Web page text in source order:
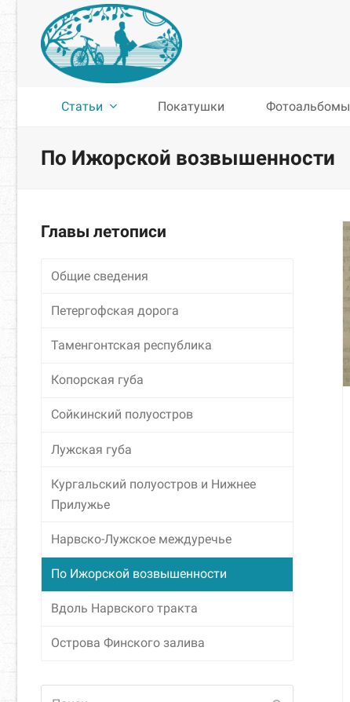
Статьи Покатушки Фотоальбомы
По Ижорской возвышенности
Главы летописи
Общие сведения
Петергофская дорога
Таменгонтская республика
Копорская губа
Сойкинский полуостров
Лужская губа
Кургальский полуостров и Нижнее
Прилужье
Нарвско-Лужское междуречье
По Ижорской возвышенности
Вдоль Нарвского тракта
Острова Финского залива